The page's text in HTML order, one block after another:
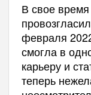
В свое
февраля
смогла в
карьеру и
теперь